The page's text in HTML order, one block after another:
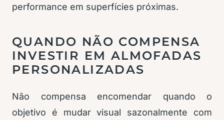
performance em superfícies próximas.
QUANDO NÃO COMPENSA
INVESTIR EM ALMOFADAS
PERSONALIZADAS
Não compensa encomendar quando o
objetivo é mudar visual sazonalmente com